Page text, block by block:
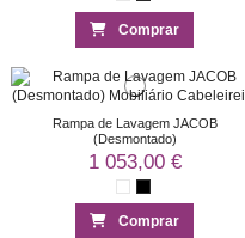
Comprar
Rampa de Lavagem JACOB
(Desmontado)
1 053,00 €
Comprar